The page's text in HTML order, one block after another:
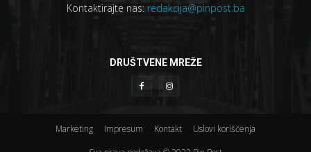
Kontaktirajte nas: redakcija@pinpost.ba
DRUŠTVENE MREŽE
Marketing Impresum Kontakt
Uslovi korišćenja